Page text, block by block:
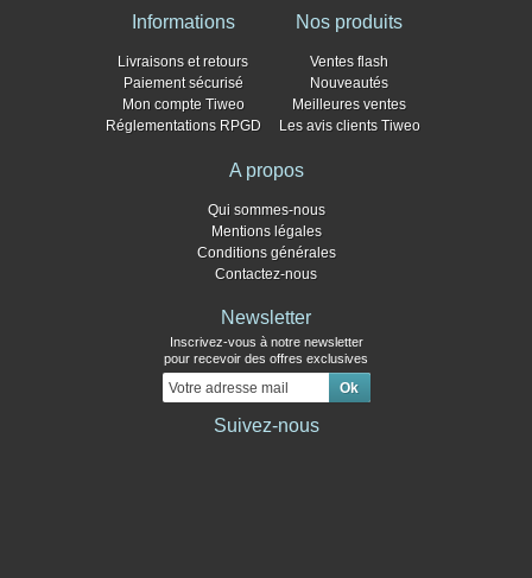
Informations
Livraisons et retours
Paiement sécurisé
Mon compte Tiweo
Réglementations RPGD
Nos produits
Ventes flash
Nouveautés
Meilleures ventes
Les avis clients Tiweo
A propos
Qui sommes-nous
Mentions légales
Conditions générales
Contactez-nous
Newsletter
Inscrivez-vous à notre newsletter
pour recevoir des offres exclusives
Suivez-nous